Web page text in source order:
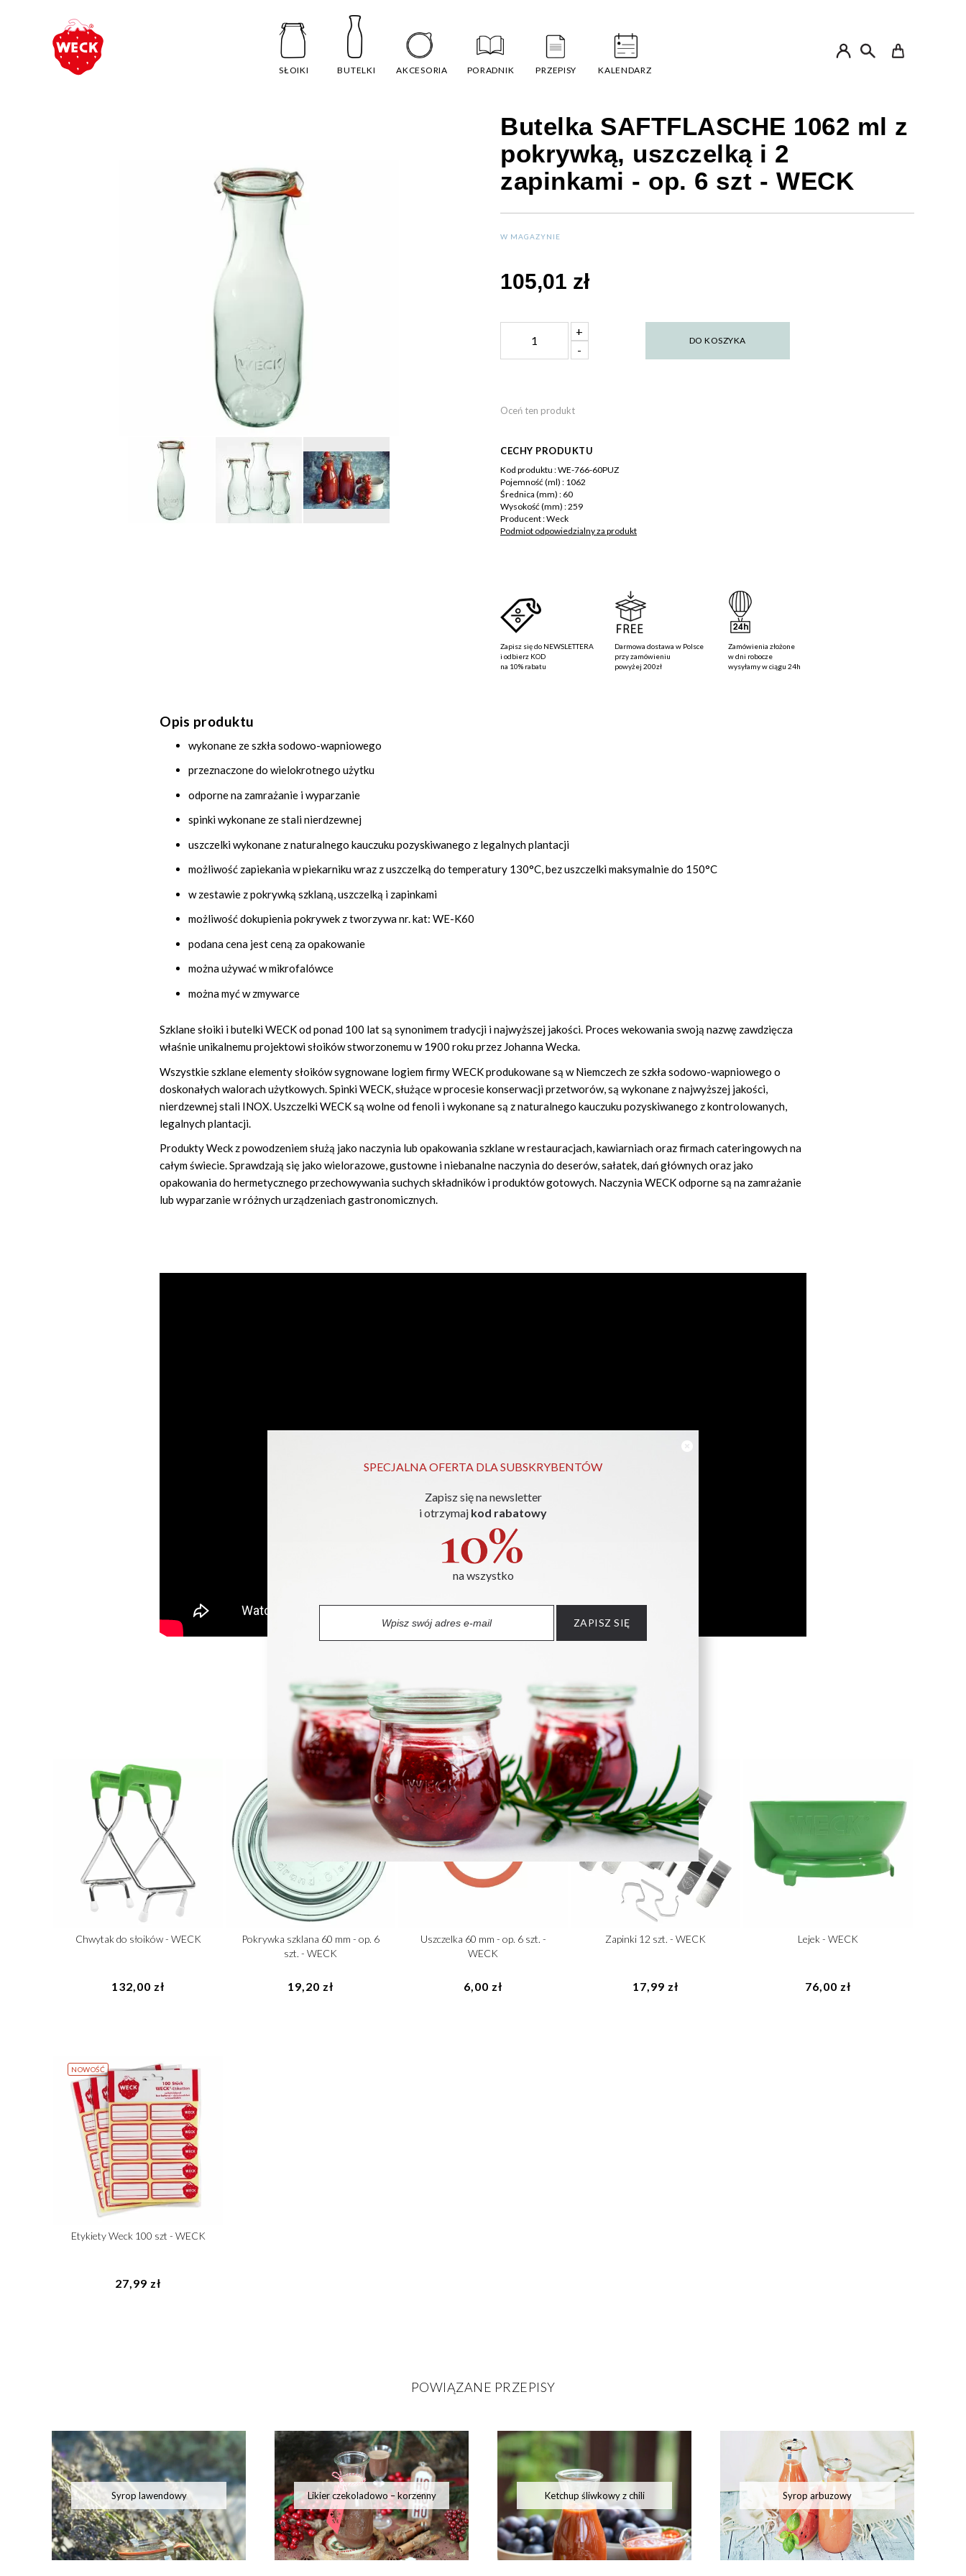
SPECJALNA OFERTA DLA SUBSKRYBENTÓW
Zapisz się na newsletter
i otrzymaj kod rabatowy
na wszystko
ZAPISZ SIĘ
SŁOIKI BUTELKI AKCESORIA PORADNIK PRZEPISY KALENDARZ
Butelka SAFTFLASCHE 1062 ml z
pokrywką, uszczelką i 2
zapinkami - op. 6 szt - WECK
W MAGAZYNIE
105,01 zł
+
-
DO KOSZYKA
Oceń ten produkt
CECHY PRODUKTU
Więcej
informacji
Kod produktu :WE-766-60PUZ
Pojemność (ml) : 1062
Średnica (mm) : 60
Wysokość (mm) :259
Producent :Weck
Podmiot odpowiedzialny za produkt
Zapisz się do NEWSLETTERA
i odbierz KOD
na 10% rabatu
Darmowa dostawa w Polsce
przy zamówieniu
powyżej 200zł
Zamówienia złożone
w dni robocze
wysyłamy w ciągu24h
Opis produktu
wykonane ze szkła sodowo-wapniowego
przeznaczone do wielokrotnego użytku
odporne na zamrażanie i wyparzanie
spinki wykonane ze stali nierdzewnej
uszczelki wykonane z naturalnego kauczuku pozyskiwanego z legalnych plantacji
możliwość zapiekania w piekarniku wraz z uszczelką do temperatury 130°C, bez uszczelki maksymalnie do 150°C
w zestawie z pokrywką szklaną, uszczelką i zapinkami
możliwość dokupienia pokrywek z tworzywa nr. kat: WE-K60
podana cena jest ceną za opakowanie
można używać w mikrofalówce
można myć w zmywarce
Szklane słoiki i butelki WECK od ponad 100 lat są synonimem tradycji i najwyższej jakości. Proces wekowania swoją nazwę zawdzięcza
właśnie unikalnemu projektowi słoików stworzonemu w 1900 roku przez Johanna Wecka.
Wszystkie szklane elementy słoików sygnowane logiem firmy WECK produkowane są w Niemczech ze szkła sodowo-wapniowego o
doskonałych walorach użytkowych. Spinki WECK, służące w procesie konserwacji przetworów, są wykonane z najwyższej jakości,
nierdzewnej stali INOX. Uszczelki WECK są wolne od fenoli i wykonane są z naturalnego kauczuku pozyskiwanego z kontrolowanych,
legalnych plantacji.
Produkty Weck z powodzeniem służą jako naczynia lub opakowania szklane w restauracjach, kawiarniach oraz firmach cateringowych na
całym świecie. Sprawdzają się jako wielorazowe, gustowne i niebanalne naczynia do deserów, sałatek, dań głównych oraz jako
opakowania do hermetycznego przechowywania suchych składników i produktów gotowych. Naczynia WECK odporne są na zamrażanie
lub wyparzanie w różnych urządzeniach gastronomicznych.
PRODUKTY UZUPEŁNIAJĄCE
Chwytak do słoików - WECK
132,00 zł
Pokrywka szklana 60 mm - op. 6
szt. - WECK
19,20 zł
Uszczelka 60 mm - op. 6 szt. -
WECK
6,00 zł
Zapinki 12 szt. - WECK
17,99 zł
Lejek - WECK
76,00 zł
NOWOŚĆ
Etykiety Weck 100 szt - WECK
27,99 zł
POWIĄZANE PRZEPISY
Syrop lawendowy Likier czekoladowo – korzenny Ketchup śliwkowy z chili Syrop arbuzowy